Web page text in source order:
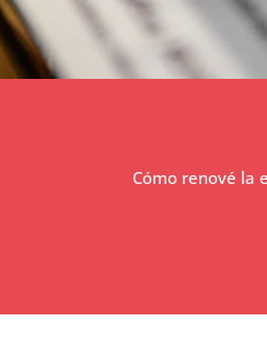
Cómo renové la